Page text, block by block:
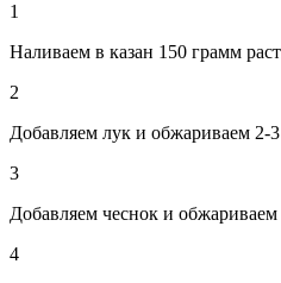
1
Наливаем в казан 150 грамм
2
Добавляем лук и обжариваем 2-
3
Добавляем чеснок и обжариваем
4